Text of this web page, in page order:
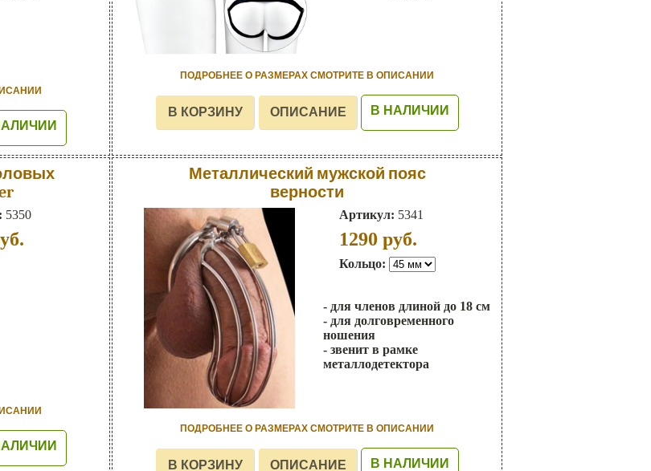
ПОДРОБНЕЕ О РАЗМЕРАХ СМОТРИТЕ В ОПИСАНИИ
В НАЛИЧИИ
5350
Металлический мужской пояс
верности
Артикул: 5341
1290 руб.
Кольцо:
- для членов длиной до 18 см
- для долговременного
ношения
- звенит в рамке
металлодетектора
ПОДРОБНЕЕ О РАЗМЕРАХ СМОТРИТЕ В ОПИСАНИИ
В НАЛИЧИИ